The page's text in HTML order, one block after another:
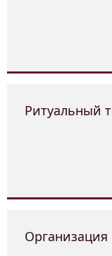
Ритуальный
Организация